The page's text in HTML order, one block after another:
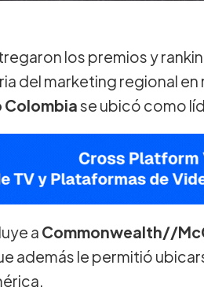
los premios y
del marketing regional
Colombiase ubicó como
a Commonwealth//
además le permitió